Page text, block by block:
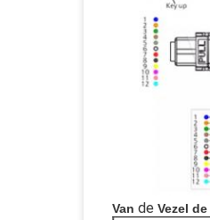
Van de Vezel de